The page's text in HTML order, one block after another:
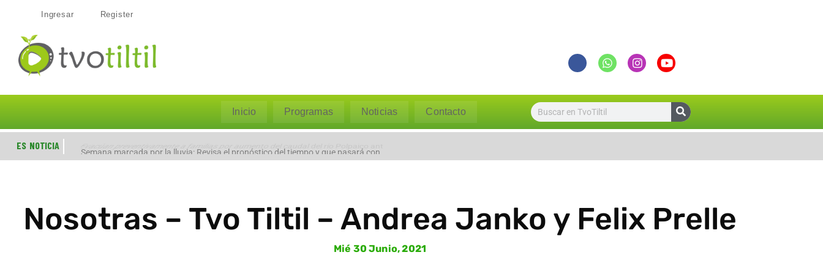
Ingresar Register
Inicio Programas Noticias Contacto
ES NOTICIA
Semana marcada por la lluvia: Revisa el pronóstico del tiempo y que pasará con
Nosotras – Tvo Tiltil – Andrea Janko y Felix Prelle
Mié 30 Junio, 2021